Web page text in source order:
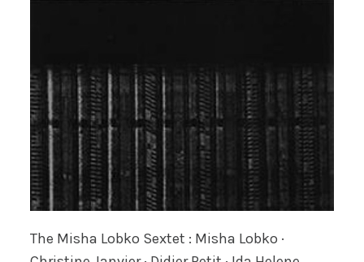
The Misha Lobko Sextet : Misha Lobko ·